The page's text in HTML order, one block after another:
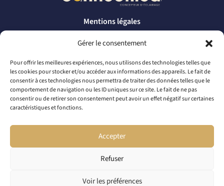
Gérer le consentement
Pour offrir les meilleures expériences, nous utilisons des technologies telles que
les cookies pour stocker et/ou accéder aux informations des appareils. Le fait de
consentir à ces technologies nous permettra de traiter des données telles que le
comportement de navigation ou les ID uniques sur ce site. Le fait de ne pas
consentir ou de retirer son consentement peut avoir un effet négatif sur certaines
caractéristiques et fonctions.
Accepter
Refuser
Voir les préférences
Mentions légales
Politique de confidentialité
CONTACTEZ-NOUS
par téléphone
+33 2 46 65 56 66